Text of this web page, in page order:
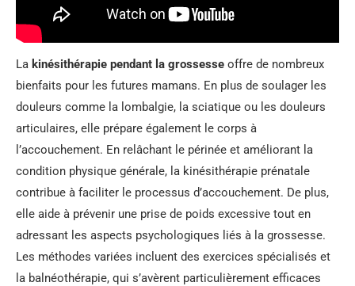
La kinésithérapie pendant la grossesse offre de nombreux
bienfaits pour les futures mamans. En plus de soulager les
douleurs comme la lombalgie, la sciatique ou les douleurs
articulaires, elle prépare également le corps à
l’accouchement. En relâchant le périnée et améliorant la
condition physique générale, la kinésithérapie prénatale
contribue à faciliter le processus d’accouchement. De plus,
elle aide à prévenir une prise de poids excessive tout en
adressant les aspects psychologiques liés à la grossesse.
Les méthodes variées incluent des exercices spécialisés et
la balnéothérapie, qui s’avèrent particulièrement efficaces